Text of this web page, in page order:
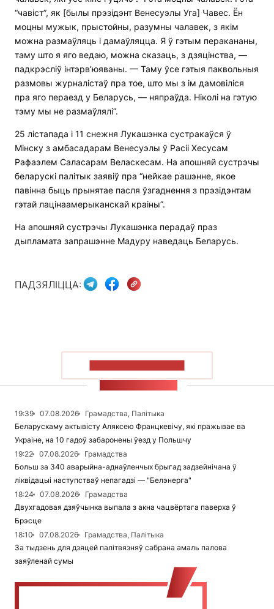
“чавіст”, як [былы прэзідэнт Венесуэлы Уга] Чавес. Ён
моцны мужык, прыстойны, разумны чалавек, з якім
можна размаўляць і дамаўляцца. Я ў гэтым перакананы,
таму што я яго ведаю, можна сказаць, з дзяцінства, —
падкрэсліў інтэрв’юяваны. — Таму ўсе гэтыя паквольныя
размовы журналістаў пра тое, што мы з ім дамовіліся
пра яго пераезд у Беларусь, — няпраўда. Ніколі на гэтую
тэму мы не размаўлялі”.
25 лістапада і 11 снежня Лукашэнка сустракаўся ў
Мінску з амбасадарам Венесуэлы ў Расіі Хесусам
Рафаэлем Саласарам Веласкесам. На апошняй сустрэчы
беларускі палітык заявіў пра “нейкае рашэнне, якое
павінна быць прынятае пасля ўзгаднення з прэзідэнтам
гэтай лацінаамерыканскай краіны”.
На апошняй сустрэчы Лукашэнка перадаў праз
дыпламата запрашэнне Мадуру наведаць Беларусь.
ПАДЗЯЛІЦЦА:
19:39 07.08.2026
Грамадства, Палітыка
Беларускаму актывісту Аляксею Францкевічу, які пражывае ва
Украіне, на 10 гадоў забаронены ўезд у Польшчу
19:22
07.08.2026
Грамадства
Больш за 340 аварыйна-аднаўленчых брыгад задзейнічана ў
ліквідацыі наступстваў непагадзі — "Белэнерга"
18:24
07.08.2026
Грамадства
Двухгадовая дзяўчынка выпала з акна чацвёртага паверха ў
Брэсце
18:10
07.08.2026
Грамадства, Палітыка
За тыдзень для дзяцей палітвязняў сабрана амаль палова
заяўленай сумы